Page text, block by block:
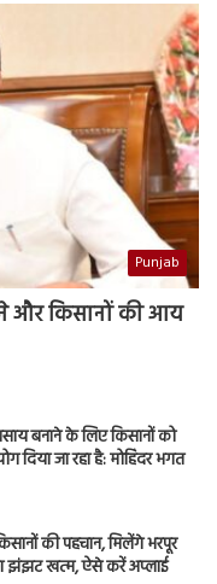
Punjab
और किसानों की आय
बनाने के लिए किसानों को
दिया जा रहा है: मोहिंदर भगत
की पहचान, मिलेंगे भरपूर
झंझट खत्म, ऐसे करें अप्लाई